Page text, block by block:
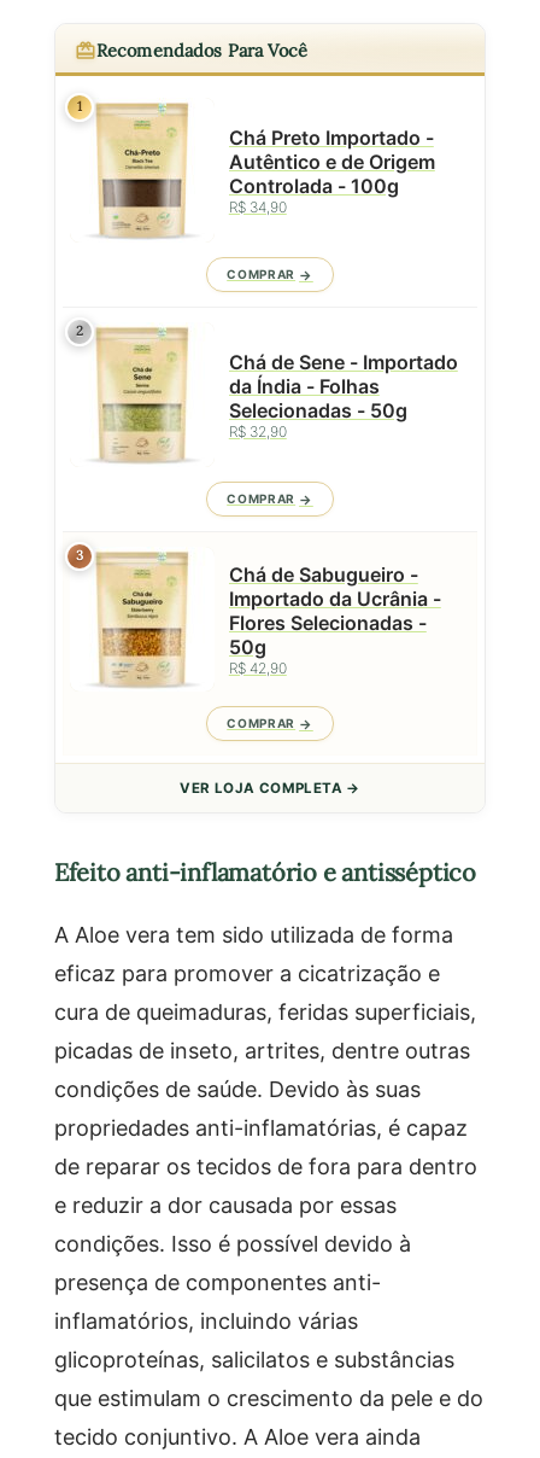
Recomendados Para Você
1
Chá Preto Importado -
Autêntico e de Origem
Controlada - 100g
R$ 34,90
COMPRAR
2
Chá de Sene - Importado
da Índia - Folhas
Selecionadas - 50g
R$ 32,90
COMPRAR
3
Chá de Sabugueiro -
Importado da Ucrânia -
Flores Selecionadas -
50g
R$ 42,90
COMPRAR
VER LOJA COMPLETA →
Efeito anti-inflamatório e antisséptico
A Aloe vera tem sido utilizada de forma
eficaz para promover a cicatrização e
cura de queimaduras, feridas superficiais,
picadas de inseto, artrites, dentre outras
condições de saúde. Devido às suas
propriedades anti-inflamatórias, é capaz
de reparar os tecidos de fora para dentro
e reduzir a dor causada por essas
condições. Isso é possível devido à
presença de componentes anti-
inflamatórios, incluindo várias
glicoproteínas, salicilatos e substâncias
que estimulam o crescimento da pele e do
tecido conjuntivo. A Aloe vera ainda